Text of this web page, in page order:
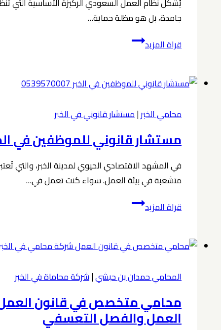
يُشكّل نظام العمل السعودي الركيزة الأساسية التي
جامدة، بل هو مظلة حماية…
قراة المزيدحقوق
نظام
السعودي
شامل
لحماية
مستحقاتك
القانونية
محامي الخبر|مستشار قانوني في الخبر
مستشار قانوني للموظفين في الخبر
في المشهد الاقتصادي الحيوي لمدينة الخبر، والتي
متشعبة في بيئة العمل. سواء كنت تعمل في…
قراة المزيدمستشار
في
0539570007
المحامي حمدان بن حبشي|شركة محاماة في الخبر
العمل والفصل التعسفي